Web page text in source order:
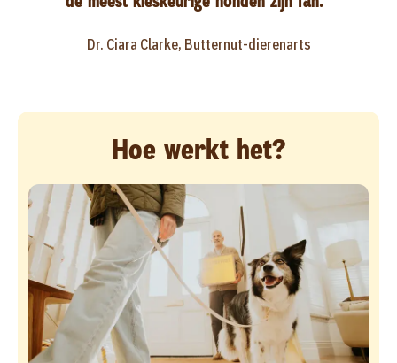
Dr. Ciara Clarke, Butternut-dierenarts
Hoe werkt het?